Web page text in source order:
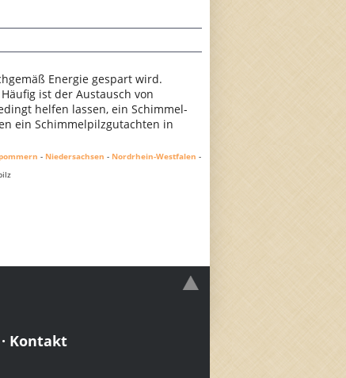
Energie gespart wird.
ist der Austausch von
helfen lassen, ein Schimmel-
ein Schimmelpilzgutachten in
- Niedersachsen - Nordrhein-Westfalen -
Kontakt